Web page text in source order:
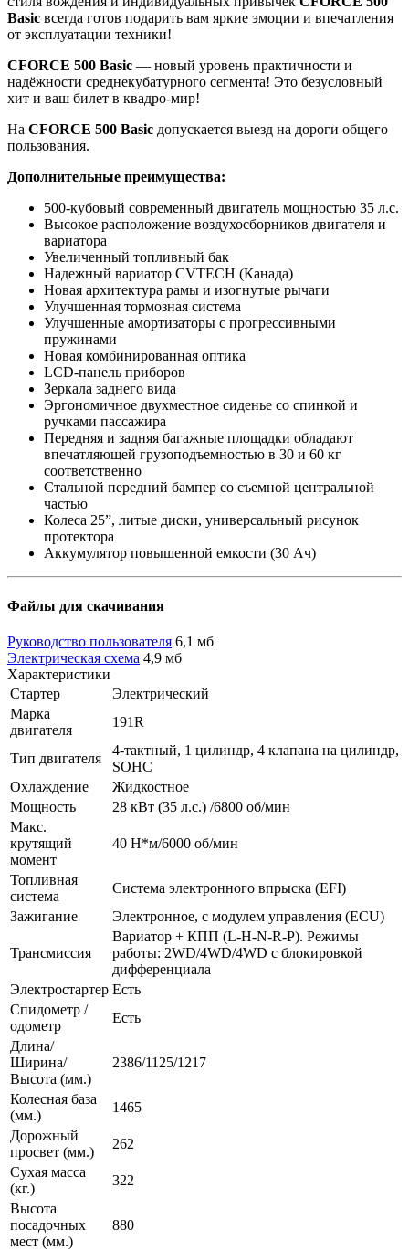
Basic всегда готов подарить вам яркие эмоции и впечатления
от эксплуатации техники!
CFORCE 500 Basic — новый уровень практичности и
надёжности среднекубатурного сегмента! Это безусловный
хит и ваш билет в квадро-мир!
На CFORCE 500 Basic допускается выезд на дороги общего
пользования.
Дополнительные преимущества:
500-кубовый современный двигатель мощностью 35 л.с.
Высокое расположение воздухосборников двигателя и
вариатора
Увеличенный топливный бак
Надежный вариатор CVTECH (Канада)
Новая архитектура рамы и изогнутые рычаги
Улучшенная тормозная система
Улучшенные амортизаторы с прогрессивными
пружинами
Новая комбинированная оптика
LCD-панель приборов
Зеркала заднего вида
Эргономичное двухместное сиденье со спинкой и
ручками пассажира
Передняя и задняя багажные площадки обладают
впечатляющей грузоподъемностью в 30 и 60 кг
соответственно
Стальной передний бампер со съемной центральной
частью
Колеса 25”, литые диски, универсальный рисунок
протектора
Аккумулятор повышенной емкости (30 Ач)
Файлы для скачивания
Руководство пользователя 6,1 мб
Электрическая схема 4,9 мб
Характеристики
Стартер
Электрический
Марка
двигателя
191R
Тип двигателя
4-тактный, 1 цилиндр, 4 клапана на цилиндр,
SOHC
Охлаждение
Жидкостное
Мощность
28 кВт (35 л.с.) /6800 об/мин
Макс.
крутящий
момент
40 H*м/6000 об/мин
Топливная
система
Система электронного впрыска (EFI)
Зажигание
Электронное, с модулем управления (ECU)
Трансмиссия
Вариатор + КПП (L-H-N-R-P). Режимы
работы: 2WD/4WD/4WD с блокировкой
дифференциала
Электростартер Есть
Спидометр /
одометр
Есть
Длина/
Ширина/
Высота (мм.)
2386/1125/1217
Колесная база
(мм.)
1465
Дорожный
просвет (мм.)
262
Сухая масса
(кг.)
322
Высота
посадочных
мест (мм.)
880